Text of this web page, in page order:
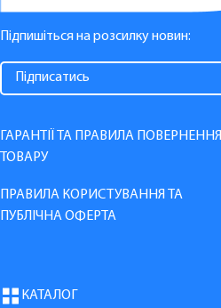
Підпишіться на розсилку новин:
ГАРАНТІЇ ТА ПРАВИЛА ПОВЕРНЕННЯ
ТОВАРУ
ПРАВИЛА КОРИСТУВАННЯ ТА
ПУБЛІЧНА ОФЕРТА
КАТАЛОГ